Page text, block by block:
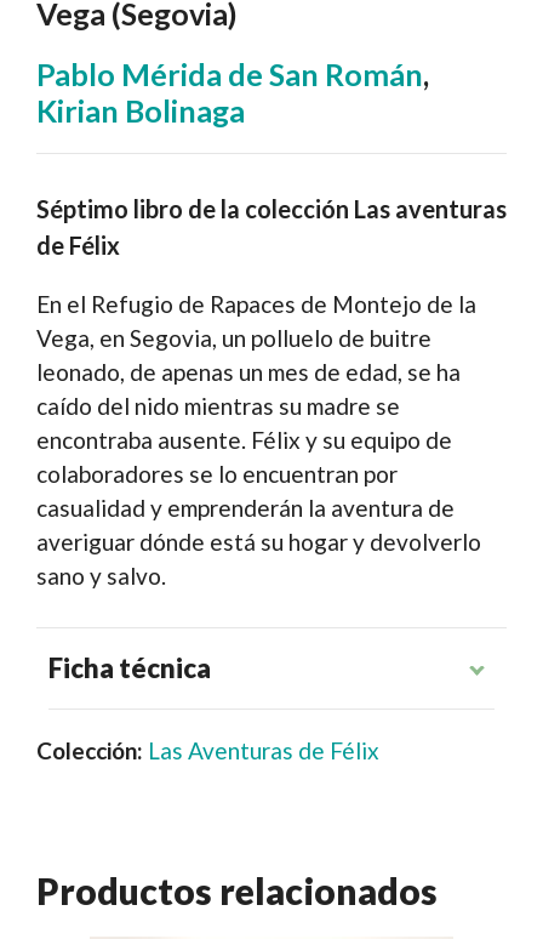
Vega (Segovia)
Pablo Mérida de San Román,
Kirian Bolinaga
Séptimo libro de la colección Las aventuras
de Félix
En el Refugio de Rapaces de Montejo de la
Vega, en Segovia, un polluelo de buitre
leonado, de apenas un mes de edad, se ha
caído del nido mientras su madre se
encontraba ausente. Félix y su equipo de
colaboradores se lo encuentran por
casualidad y emprenderán la aventura de
averiguar dónde está su hogar y devolverlo
sano y salvo.
Ficha técnica
Colección: Las Aventuras de Félix
Productos relacionados